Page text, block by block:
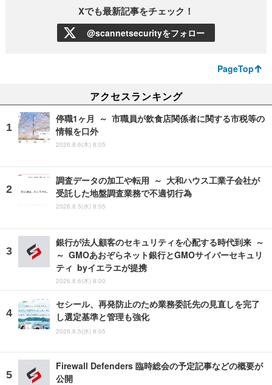
Xでも最新記事をチェック！
@scannetsecurityをフォロー
PageTop
アクセスランキング
停職1ヶ月 ～ 市職員が飲食店関係者に関する市税等の
情報を口外
2026.8.6(木) 8:05
調査データの加工や転用 ～ 大和ハウス工業子会社が
受託した地盤調査業務で不適切行為
2026.8.5(水) 8:05
銀行が法人顧客のセキュリティを心配する時代到来 ～
～ GMOあおぞらネット銀行とGMOサイバーセキュリ
ティ byイエラエが提携
2026.8.6(木) 8:00
セシール、再発防止のため業務委託先の見直しを完了
し選定基準と管理も強化
2026.8.5(水) 8:05
Firewall Defenders 臨時総会の予定記事などの概要が
公開